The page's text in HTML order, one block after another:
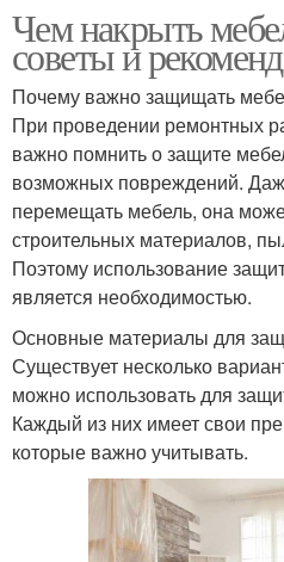
Чем накрыть
советы и
Почему важно защищать
При проведении ремонтных
важно помнить о защите
возможных повреждений.
перемещать мебель, она
строительных материалов,
Поэтому использование
является необходимостью.
Основные материалы для
Существует несколько
можно использовать для
Каждый из них имеет свои
которые важно учитывать.